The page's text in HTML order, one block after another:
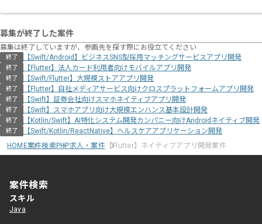
募集が終了した案件
募集は終了していますが、参画先を探す際にお役立てください
終了 【Swift/Android】ビジネスSNS型採用マッチングサービスアプリ開発
終了 【Flutter】法人カード利用者向けモバイルアプリ開発
終了 【Swift/Flutter】大規模ストアアプリ開発
終了 【Flutter】自社メディアサービス向けクロスプラットフォームアプリ開発
終了 【Swift】証券会社向けスマホネイティブアプリ開発
終了 【Swift】スマホアプリ向け大規模エンハンス基本設計開発
終了 【Kotlin/Swift】AI特化システム開発カンパニー向けAndroidネイティブ開発
終了
【Swift/Kotlin/ReactNative】ヘルスケアアプリケーション開発
HOME案件検索PHP求人・案件【Flutter】ネイティブアプリ開発案件
案件検索
スキル
Java